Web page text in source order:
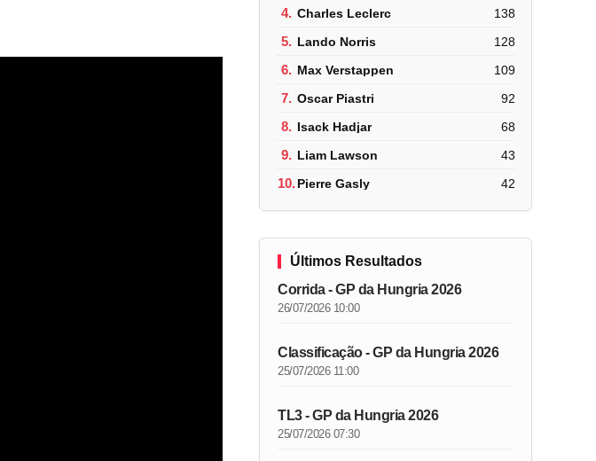
4. Charles Leclerc 138
5. Lando Norris 128
6. Max Verstappen 109
7. Oscar Piastri 92
8. Isack Hadjar 68
9. Liam Lawson 43
10.Pierre Gasly 42
Últimos Resultados
Corrida - GP da Hungria 2026
26/07/2026 10:00
Classificação - GP da Hungria 2026
25/07/2026 11:00
TL3 - GP da Hungria 2026
25/07/2026 07:30